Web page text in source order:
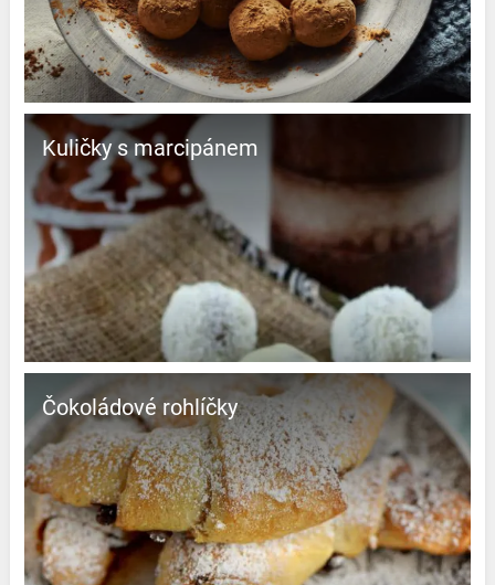
Kuličky s marcipánem
Čokoládové rohlíčky